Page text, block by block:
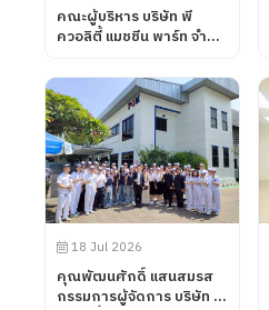
คณะผู้บริหาร บริษัท พี
ควอลิตี้ แมชชีน พาร์ท จำกัด
วิทยาลัยการอาชีพโนน
ดินแดง จังหวัดบุรีรัมย์ เข้า
นิเทศการฝึกอาชีพของ
นักศึกษา เมื่อวันที่ 7
สิงหาคม 2569
18 Jul 2026
คุณพัฒนศักดิ์ แสนสมรส
กรรมการผู้จัดการ บริษัท พี